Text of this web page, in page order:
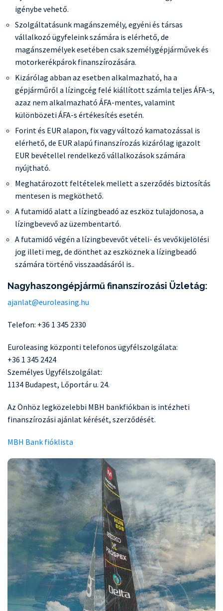
igénybe vehető.
Szolgáltatásunk magánszemély, egyéni és társas
vállalkozó ügyfeleink számára is elérhető, de
magánszemélyek esetében csak személygépjárművek és
motorkerékpárok finanszírozására.
Kizárólag abban az esetben alkalmazható, ha a
gépjárműről a lízingcég felé kiállított számla teljes ÁFA-s,
azaz nem alkalmazható ÁFA-mentes, valamint
különbözeti ÁFA-s értékesítés esetén.
Forint és EUR alapon, fix vagy változó kamatozással is
elérhető, de EUR alapú finanszírozás kizárólag igazolt
EUR bevétellel rendelkező vállalkozások számára
nyújtható.
Meghatározott feltételek mellett a szerződés biztosítás
mentesen is megköthető.
A futamidő alatt a lízingbeadó az eszköz tulajdonosa, a
lízingbevevő az üzembentartó.
A futamidő végén a lízingbevevőt vételi- és vevőkijelölési
jog illeti meg, de dönthet az eszköznek a lízingbeadó
számára történő visszaadásáról is..
Nagyhaszongépjármű finanszírozási Üzletág:
ajanlat@euroleasing.hu
Telefon: +36 1 345 2330
Euroleasing központi telefonos ügyfélszolgálata:
+36 1 345 2424
Személyes Ügyfélszolgálat:
1134 Budapest, Lőportár u. 24.
Az Önhöz legközelebbi MBH bankfiókban is intézheti
finanszírozási ajánlat kérését, szerződését.
MBH Bank fióklista